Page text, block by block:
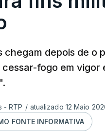
chegam depois de o
fogo em vigor
- RTP / atualizado 12 Maio
FONTE INFORMATIVA